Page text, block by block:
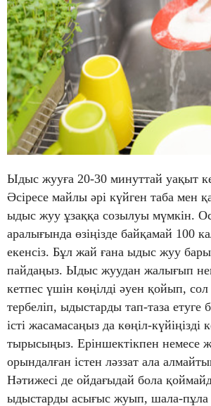
Ыдыс жууға 20-30 минуттай уақыт
Әсіресе майлы әрі күйген таба мен
ыдыс жуу ұзаққа созылуы мүмкін.
аралығында өзіңізде байқамай 100
екенсіз. Бұл жай ғана ыдыс жуу
пайдаңыз. Ыдыс жуудан жалығып
кетпес үшін көңілді әуен қойып,
тербеліп, ыдыстарды тап-таза етуге
істі жасамасаңыз да көңіл-күйіңізді
тырысыңыз. Еріншектікпен немесе
орындалған істен ләззат ала
Нәтижесі де ойдағыдай бола
ыдыстарды асығыс жуып, шала-пұла